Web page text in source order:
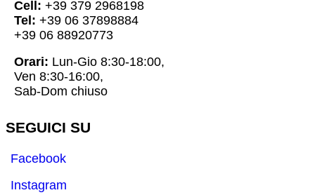
Cell: +39 379 2968198
Tel: +39 06 37898884
+39 06 88920773
Orari: Lun-Gio 8:30-18:00,
Ven 8:30-16:00,
Sab-Dom chiuso
SEGUICI SU
Facebook
Instagram